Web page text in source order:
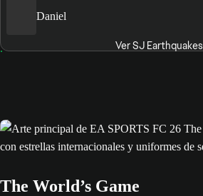
Daniel
Ver SJ Earthquakes
The World’s Game